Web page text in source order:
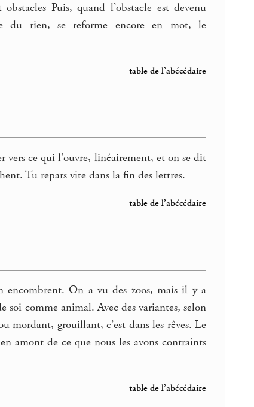
Puis, quand l’obstacle est devenu
du rien, se reforme encore en mot, le
table de l’abécédaire
ce qui l’ouvre, linéairement, et on se dit
Tu repars vite dans la fin des lettres.
table de l’abécédaire
encombrent. On a vu des zoos, mais il y a
soi comme animal. Avec des variantes, selon
mordant, grouillant, c’est dans les rêves. Le
amont de ce que nous les avons contraints
table de l’abécédaire